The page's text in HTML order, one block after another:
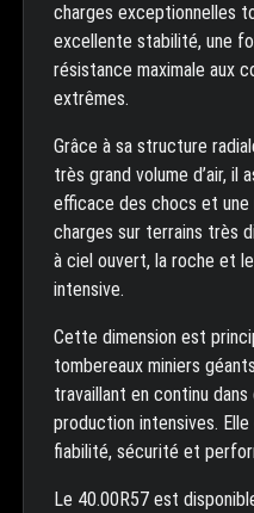
charges exceptionnelles
excellente stabilité, une
résistance maximale aux
extrêmes.
Grâce à sa structure
très grand volume d’air, il
efficace des chocs et
charges sur terrains très
à ciel ouvert, la roche et
intensive.
Cette dimension est
tombereaux miniers
travaillant en continu
production intensives.
fiabilité, sécurité et
Le 40.00R57 est